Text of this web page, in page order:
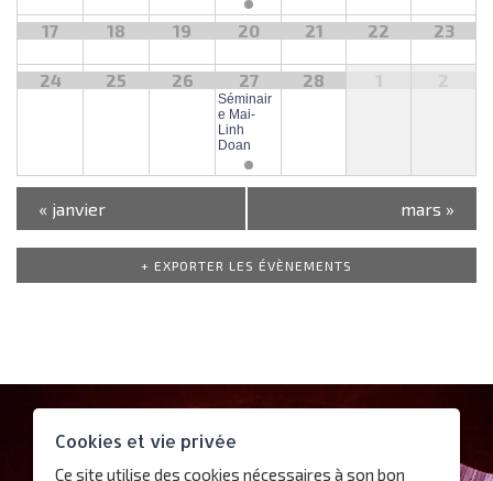
g
e
d
v
n
e
t
s
17 18 19 20 21 22 23
24 25 26 27
Séminair
e Mai-
Linh
Doan
28
« janvier mars »
+ EXPORTER LES ÉVÈNEMENTS
Plan d’accès
Cookies et vie privée
Ce site utilise des cookies nécessaires à son bon